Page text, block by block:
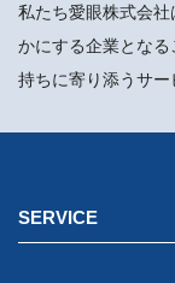
私たち愛眼株式会
かにする企業とな
持ちに寄り添うサー
SERVICE